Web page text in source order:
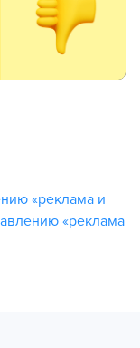
«реклама и
«реклама